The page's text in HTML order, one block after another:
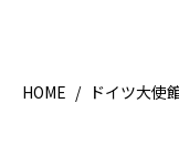
HOME / ドイツ大使